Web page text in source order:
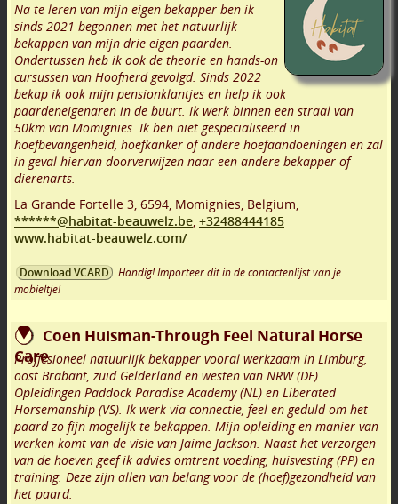
Na te leren van mijn eigen bekapper ben ik
sinds 2021 begonnen met het natuurlijk
bekappen van mijn drie eigen paarden.
Ondertussen heb ik ook de theorie en hands-on
cursussen van Hoofnerd gevolgd. Sinds 2022
bekap ik ook mijn pensionklantjes en help ik ook
paardeneigenaren in de buurt. Ik werk binnen een straal van
50km van Momignies. Ik ben niet gespecialiseerd in
hoefbevangenheid, hoefkanker of andere hoefaandoeningen en zal
in geval hiervan doorverwijzen naar een andere bekapper of
dierenarts.
La Grande Fortelle 3, 6594, Momignies, Belgium,
******@habitat-beauwelz.be, +32488444185
www.habitat-beauwelz.com/
Download VCARD
Handig! Importeer dit in de contactenlijst van je
mobieltje!
Coen Huisman-Through Feel Natural Horse
Care
Proffesioneel natuurlijk bekapper vooral werkzaam in Limburg,
oost Brabant, zuid Gelderland en westen van NRW (DE).
Opleidingen Paddock Paradise Academy (NL) en Liberated
Horsemanship (VS). Ik werk via connectie, feel en geduld om het
paard zo fijn mogelijk te bekappen. Mijn opleiding en manier van
werken komt van de visie van Jaime Jackson. Naast het verzorgen
van de hoeven geef ik advies omtrent voeding, huisvesting (PP) en
training. Deze zijn allen van belang voor de (hoef)gezondheid van
het paard.